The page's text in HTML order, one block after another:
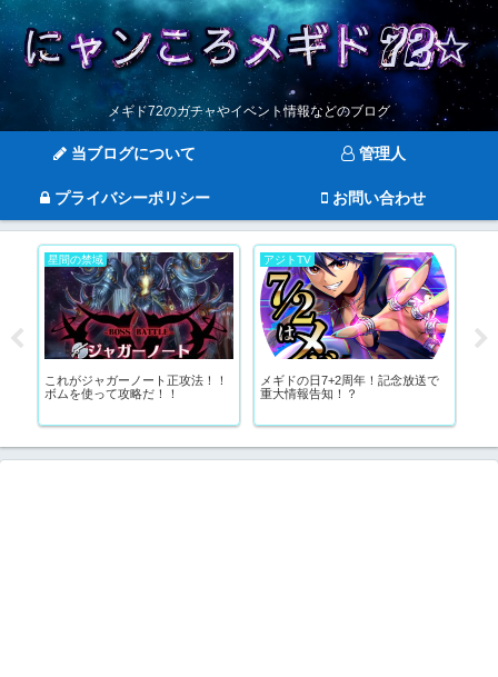
メギド72のガチャやイベント情報などのブログ
当ブログについて 管理人
プライバシーポリシー お問い合わせ
星間の禁域
これがジャガーノート正攻法！！
ボムを使って攻略だ！！
アジトTV
メギドの日7+2周年！記念放送で
重大情報告知！？